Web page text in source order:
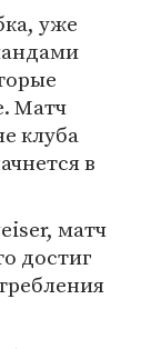
уже
Матч
клуба
в
матч
достиг